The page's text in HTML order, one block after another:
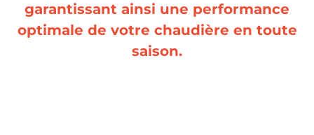
garantissant ainsi une performance
optimale de votre chaudière en toute
saison.